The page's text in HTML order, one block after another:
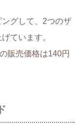
グして、2つのザ
ています。
販売価格は140円